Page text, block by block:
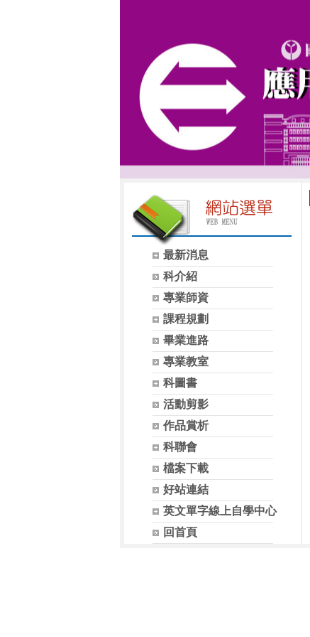
最新消息
科介紹
專業師資
課程規劃
畢業進路
專業教室
科圖書
活動剪影
作品賞析
科聯會
檔案下載
好站連結
英文單字線上自學中心
回首頁